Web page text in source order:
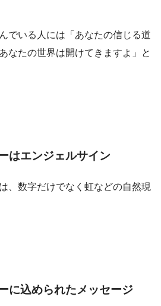
でいる人には「あなたの信じる道
なたの世界は開けてきますよ」と
はエンジェルサイン
、数字だけでなく虹などの自然現
に込められたメッセージ